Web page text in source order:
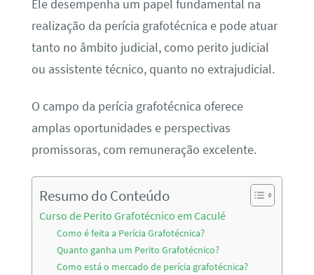
Ele desempenha um papel fundamental na
realização da perícia grafotécnica e pode atuar
tanto no âmbito judicial, como perito judicial
ou assistente técnico, quanto no extrajudicial.
O campo da perícia grafotécnica oferece
amplas oportunidades e perspectivas
promissoras, com remuneração excelente.
Resumo do Conteúdo
Curso de Perito Grafotécnico em Caculé
Como é feita a Perícia Grafotécnica?
Quanto ganha um Perito Grafotécnico?
Como está o mercado de perícia grafotécnica?